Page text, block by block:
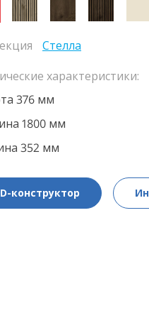
Стелла
характеристики:
376 мм
1800 мм
352 мм
конструктор